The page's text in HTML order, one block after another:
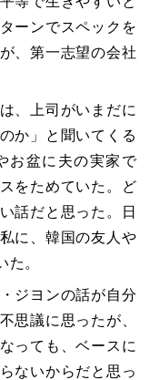
ーンでスペックを
、第一志望の会社
、上司がいまだに
か」と聞いてくる
お盆に夫の実家で
をためていた。ど
話だと思った。日
に、韓国の友人や
た。
ジヨンの話が自分
思議に思ったが、
っても、ベースに
ないからだと思っ